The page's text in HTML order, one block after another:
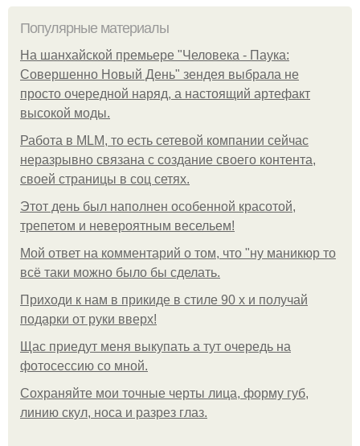
Популярные материалы
На шанхайской премьере "Человека - Паука:
Совершенно Новый День" зендея выбрала не
просто очередной наряд, а настоящий артефакт
высокой моды.
Работа в MLM, то есть сетевой компании сейчас
неразрывно связана с создание своего контента,
своей страницы в соц сетях.
Этот день был наполнен особенной красотой,
трепетом и невероятным весельем!
Мой ответ на комментарий о том, что "ну маникюр то
всё таки можно было бы сделать.
Приходи к нам в прикиде в стиле 90 х и получай
подарки от руки вверх!
Щас приедут меня выкупать а тут очередь на
фотосессию со мной.
Сохраняйте мои точные черты лица, форму губ,
линию скул, носа и разрез глаз.